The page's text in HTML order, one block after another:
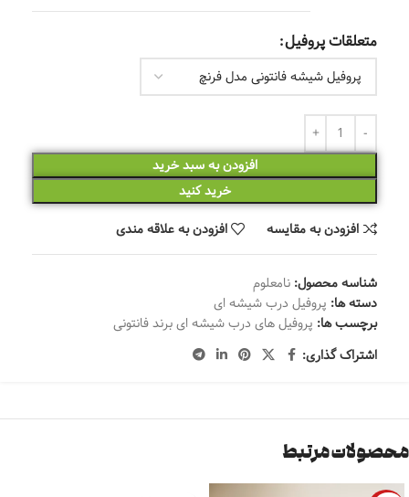
متعلقات پروفیل
افزودن به سبد خرید
خرید کنید
افزودن به مقایسه
افزودن به علاقه مندی
شناسه محصول: نامعلوم
دسته ها: پروفیل درب شیشه ای
برچسب ها: پروفیل های درب شیشه ای برند فانتونی
اشتراک گذاری:
محصولات مرتبط